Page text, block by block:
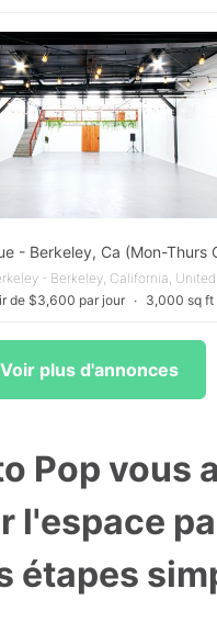
- Berkeley, Ca (Mon-Thurs
- Berkeley, California,
de $3,600 par jour ∙ 3,000 sq ft
Voir plus d'annonces
Pop vous
l'espace
étapes